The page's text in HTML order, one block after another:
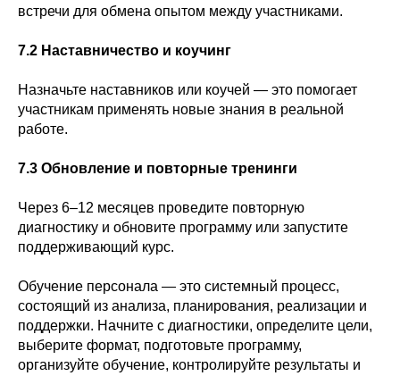
встречи для обмена опытом между участниками.
7.2 Наставничество и коучинг
Назначьте наставников или коучей — это помогает
участникам применять новые знания в реальной
работе.
7.3 Обновление и повторные тренинги
Через 6–12 месяцев проведите повторную
диагностику и обновите программу или запустите
поддерживающий курс.
Обучение персонала — это системный процесс,
состоящий из анализа, планирования, реализации и
поддержки. Начните с диагностики, определите цели,
выберите формат, подготовьте программу,
организуйте обучение, контролируйте результаты и